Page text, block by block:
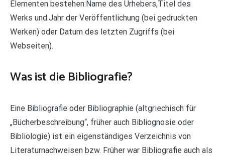
Elementen bestehen:Name des Urhebers,Titel des
Werks und.Jahr der Veröffentlichung (bei gedruckten
Werken) oder Datum des letzten Zugriffs (bei
Webseiten).
Was ist die Bibliografie?
Eine Bibliografie oder Bibliographie (altgriechisch für
„Bücherbeschreibung“, früher auch Bibliognosie oder
Bibliologie) ist ein eigenständiges Verzeichnis von
Literaturnachweisen bzw. Früher war Bibliografie auch als